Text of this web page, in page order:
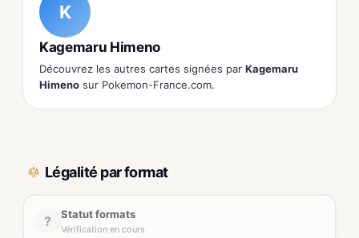
K
Kagemaru Himeno
Découvrez les autres cartes signées par Kagemaru
Himeno sur Pokemon-France.com.
Légalité par format
? Statut formats
Vérification en cours